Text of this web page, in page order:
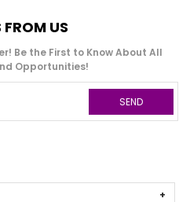
FROM US
Be the First to Know About All
Opportunities!
SEND